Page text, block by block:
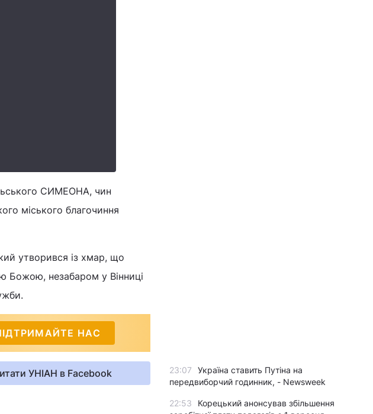
СИМЕОНА, чин
міського благочиння
утворився із хмар, що
Божою, незабаром у Вінниці
НАС
УНІАН в Facebook 23:07
Україна ставить Путіна на
передвиборчий годинник, - Newsweek
22:53
Корецький анонсував збільшення